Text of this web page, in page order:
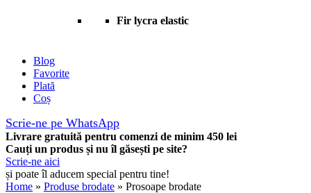
Fir lycra elastic
Blog
Favorite
Plată
Coș
Scrie-ne pe WhatsApp
Livrare gratuită pentru comenzi de minim 450 lei
Cauți un produs și nu îl găsești pe site?
Scrie-ne aici
și poate îl aducem special pentru tine!
Home » Produse brodate » Prosoape brodate